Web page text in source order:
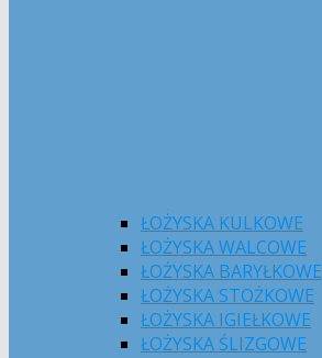
ŁOŻYSKA KULKOWE
ŁOŻYSKA WALCOWE
ŁOŻYSKA BARYŁKOWE
ŁOŻYSKA STOŻKOWE
ŁOŻYSKA IGIEŁKOWE
ŁOŻYSKA ŚLIZGOWE